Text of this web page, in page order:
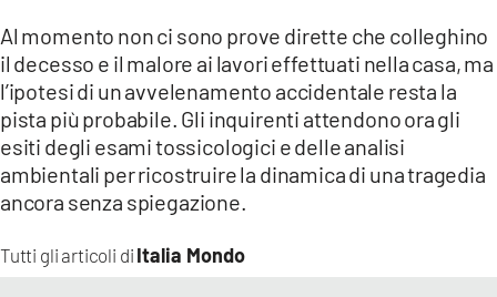
Tutti gli articoli di Italia Mondo
Al momento non ci sono prove dirette che colleghino
il decesso e il malore ai lavori effettuati nella casa, ma
l’ipotesi di un avvelenamento accidentale resta la
pista più probabile. Gli inquirenti attendono ora gli
esiti degli esami tossicologici e delle analisi
ambientali per ricostruire la dinamica di una tragedia
ancora senza spiegazione.